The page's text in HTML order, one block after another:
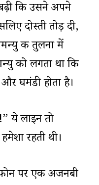
कि उसने अपने
दोस्ती तोड़ दी,
की तुलना में
को लगता था कि
घमंडी होता है।
ये लाइन तो
रहती थी।
पर एक अजनबी